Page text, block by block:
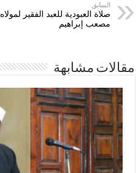
السابق
صلاة العبودية للعبد الفقير لمولاه
مصعب إبراهيم
مقالات مشابهة